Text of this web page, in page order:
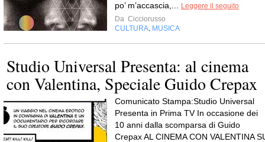
po’ m’accascia,...
Leggere il seguito
Da Cicciorusso
CULTURA MUSICA
Studio Universal Presenta: al cinema
con Valentina, Speciale Guido Crepax
Comunicato Stampa:Studio Universal
Presenta in Prima TV In occasione dei
10 anni dalla scomparsa di Guido
Crepax AL CINEMA CON VALENTINA